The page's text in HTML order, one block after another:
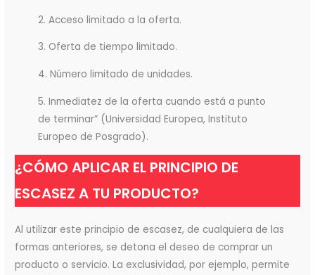
2. Acceso limitado a la oferta.
3. Oferta de tiempo limitado.
4. Número limitado de unidades.
5. Inmediatez de la oferta cuando está a punto
de terminar” (Universidad Europea, Instituto
Europeo de Posgrado).
¿CÓMO APLICAR EL PRINCIPIO DE
ESCASEZ A TU PRODUCTO?
Al utilizar este principio de escasez, de cualquiera de las
formas anteriores, se detona el deseo de comprar un
producto o servicio. La exclusividad, por ejemplo, permite